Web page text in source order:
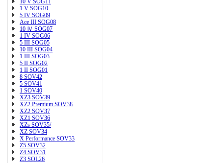
10 V SOG11
1 V SOG10
5 IV SOG09
Ace III SOG08
10 Ⅳ SOG07
1 IV SOG06
5 III SOG05
10 III SOG04
1 III SOG03
5 II SOG02
1 II SOG01
8 SOV42
5 SOV41
1 SOV40
XZ3 SOV39
XZ2 Premium SOV38
XZ2 SOV37
XZ1 SOV36
XZs SOV35/
XZ SOV34
X Performance SOV33
Z5 SOV32
Z4 SOV31
Z3 SOL26